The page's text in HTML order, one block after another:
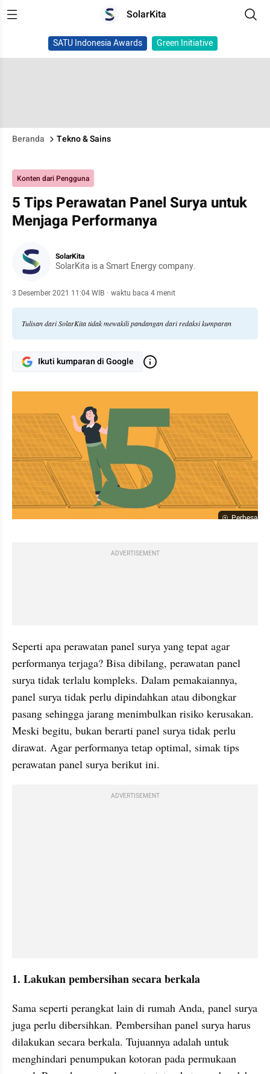
SolarKita
SATU Indonesia Awards Green Initiative
Beranda Tekno & Sains
Konten dari Pengguna
5 Tips Perawatan Panel Surya untuk
Menjaga Performanya
SolarKita
SolarKita is a Smart Energy company.
3 Desember 2021 11:04 WIB · waktu baca 4 menit
Tulisan dari SolarKita tidak mewakili pandangan dari redaksi kumparan
Ikuti kumparan di Google
Perbesar
ADVERTISEMENT
Seperti apa perawatan panel surya yang tepat agar
performanya terjaga? Bisa dibilang, perawatan panel
surya tidak terlalu kompleks. Dalam pemakaiannya,
panel surya tidak perlu dipindahkan atau dibongkar
pasang sehingga jarang menimbulkan risiko kerusakan.
Meski begitu, bukan berarti panel surya tidak perlu
dirawat. Agar performanya tetap optimal, simak tips
perawatan panel surya berikut ini.
ADVERTISEMENT
1. Lakukan pembersihan secara berkala
Sama seperti perangkat lain di rumah Anda, panel surya
juga perlu dibersihkan. Pembersihan panel surya harus
dilakukan secara berkala. Tujuannya adalah untuk
menghindari penumpukan kotoran pada permukaan